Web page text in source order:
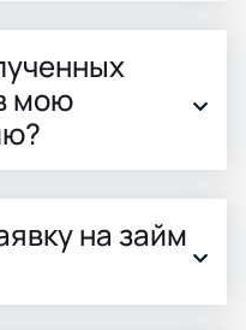
мою
на займ